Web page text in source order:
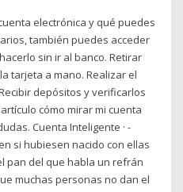
electrónica y qué puedes
también puedes acceder
sin ir al banco. Retirar
tarjeta a mano. Realizar el
depósitos y verificarlos
cómo mirar mi cuenta
Cuenta Inteligente · -
si hubiesen nacido con ellas
pan del que habla un refrán
muchas personas no dan el